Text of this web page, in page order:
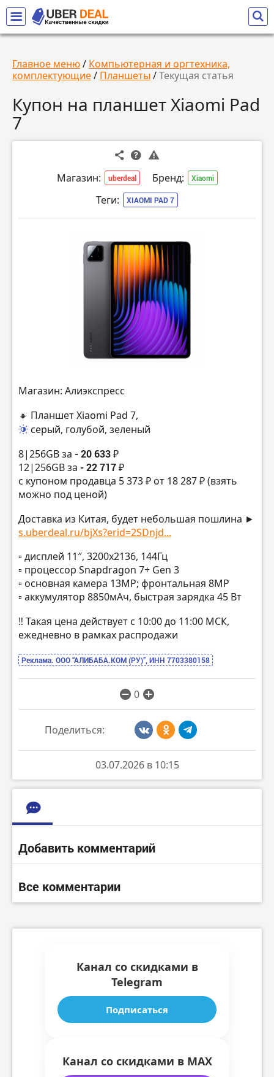
Главное меню/ Компьютерная и оргтехника,
комплектующие/ Планшеты /Текущая статья
Купон на планшет Xiaomi Pad
7
Магазин: uberdeal Бренд: Xiaomi
Теги: XIAOMI PAD 7
Магазин: Алиэкспресс
🔸 Планшет Xiaomi Pad 7,
серый, голубой, зеленый
8|256GB за - 20 633 ₽
12|256GB за - 22 717 ₽
с купоном продавца 5 373 ₽ от 18 287 ₽ (взять
можно под ценой)
Доставка из Китая, будет небольшая пошлина ►
s.uberdeal.ru/bjXs?erid=2SDnjd...
▫️ дисплей 11″, 3200х2136, 144Гц
▫️ процессор Snapdragon 7+ Gen 3
▫️ основная камера 13MP; фронтальная 8MP
▫️ аккумулятор 8850мАч, быстрая зарядка 45 Вт
‼️ Такая цена действует с 10:00 до 11:00 МСК,
ежедневно в рамках распродажи
Реклама. ООО “АЛИБАБА.КОМ (РУ)”, ИНН 7703380158
0
Поделиться:
03.07.2026 в 10:15
Добавить комментарий
Все комментарии
Канал со скидками в
Telegram
Подписаться
Канал со скидками в MAX